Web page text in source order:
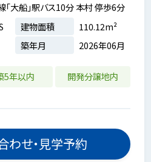
「大船」駅バス10分 本村 停歩6分
建物面積
110.12m²
築年月 2026年06月
5年以内 開発分譲地内
わせ・見学予約